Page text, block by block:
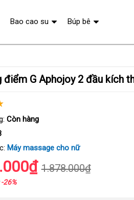
điểm G Aphojoy 2 đầu kích
Còn hàng
Máy massage cho nữ
1.878.000₫
-26%
Bao cao su Búp bê